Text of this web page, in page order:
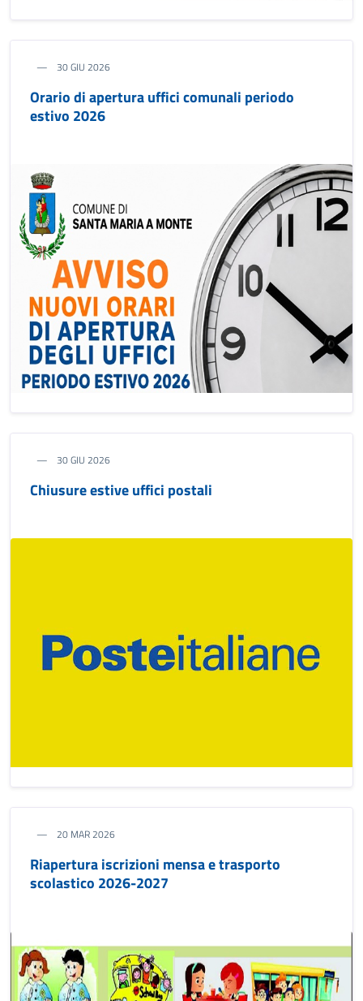
30 GIU 2026
Orario di apertura uffici comunali periodo
estivo 2026
30 GIU 2026
Chiusure estive uffici postali
20 MAR 2026
Riapertura iscrizioni mensa e trasporto
scolastico 2026-2027